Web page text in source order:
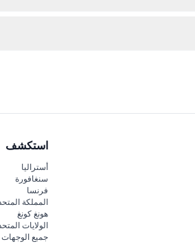
استكشف
أستراليا
سنغافورة
فرنسا
المملكة
هونغ كونغ
الولايات
جميع الوجهات